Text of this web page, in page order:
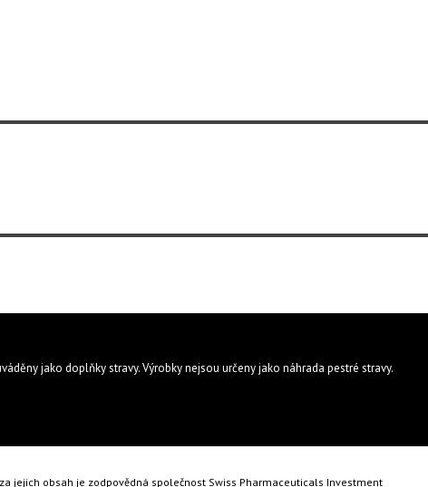
jako doplňky stravy. Výrobky nejsou určeny jako náhrada pestré stravy.
jejich obsah je zodpovědná společnost Swiss Pharmaceuticals Investment